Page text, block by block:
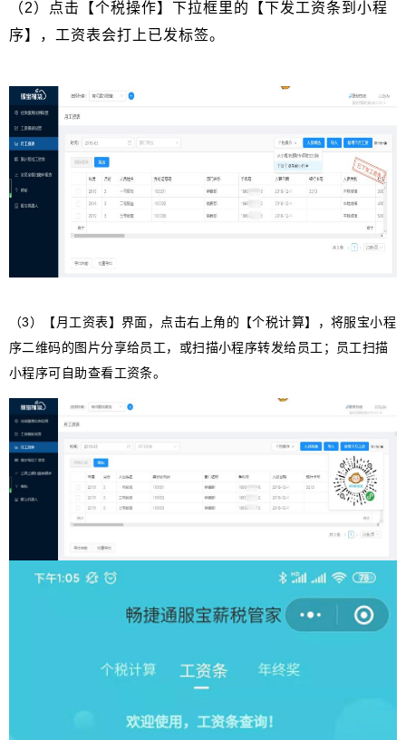
（2）点击【个税操作】下拉框里的【下发工资条到小程
序】，工资表会打上已发标签。
（3）【月工资表】界面，点击右上角的【个税计算】，将服宝小程
序二维码的图片分享给员工，或扫描小程序转发给员工；员工扫描
小程序可自助查看工资条。